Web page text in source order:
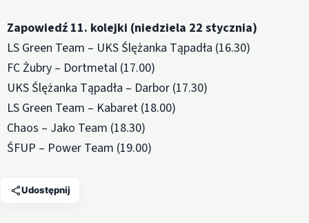
Zapowiedź 11. kolejki (niedziela 22 stycznia)
LS Green Team – UKS Ślężanka Tąpadła (16.30)
FC Żubry – Dortmetal (17.00)
UKS Ślężanka Tąpadła – Darbor (17.30)
LS Green Team – Kabaret (18.00)
Chaos – Jako Team (18.30)
ŚFUP – Power Team (19.00)
Udostępnij